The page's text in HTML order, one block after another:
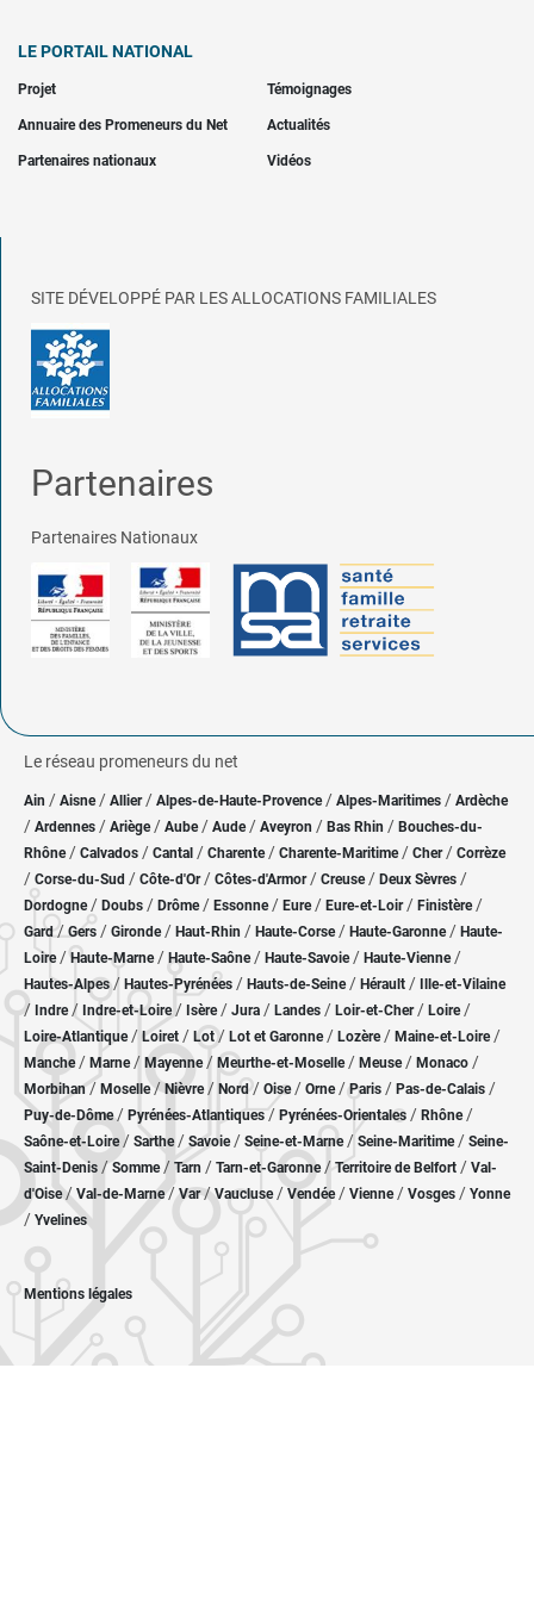
LE PORTAIL NATIONAL
Projet Témoignages
Annuaire des Promeneurs du Net Actualités
Partenaires nationaux Vidéos
SITE DÉVELOPPÉ PAR LES ALLOCATIONS FAMILIALES
Partenaires
Partenaires Nationaux
Le réseau promeneurs du net
Ain / Aisne/ Allier/ Alpes-de-Haute-Provence / Alpes-Maritimes / Ardèche
/ Ardennes / Ariège/ Aube/ Aude / Aveyron / Bas Rhin / Bouches-du-
Rhône/ Calvados / Cantal / Charente / Charente-Maritime/ Cher / Corrèze
/ Corse-du-Sud / Côte-d'Or / Côtes-d'Armor/ Creuse/ Deux Sèvres /
Dordogne/ Doubs / Drôme/ Essonne / Eure/ Eure-et-Loir / Finistère/
Gard/Gers / Gironde/ Haut-Rhin / Haute-Corse/ Haute-Garonne/ Haute-
Loire/Haute-Marne/ Haute-Saône/ Haute-Savoie/ Haute-Vienne/
Hautes-Alpes/ Hautes-Pyrénées / Hauts-de-Seine/ Hérault / Ille-et-Vilaine
/ Indre/ Indre-et-Loire/ Isère/ Jura / Landes / Loir-et-Cher/ Loire/
Loire-Atlantique/ Loiret / Lot/ Lot et Garonne/ Lozère / Maine-et-Loire/
Manche/ Marne/ Mayenne/ Meurthe-et-Moselle/ Meuse/ Monaco /
Morbihan/ Moselle/ Nièvre / Nord/ Oise / Orne/Paris / Pas-de-Calais /
Puy-de-Dôme/ Pyrénées-Atlantiques / Pyrénées-Orientales / Rhône/
Saône-et-Loire/ Sarthe/ Savoie/ Seine-et-Marne/ Seine-Maritime/ Seine-
Saint-Denis /Somme/ Tarn / Tarn-et-Garonne/Territoire de Belfort / Val-
d'Oise/ Val-de-Marne/Var/Vaucluse/ Vendée/ Vienne/ Vosges / Yonne
/ Yvelines
Mentions légales